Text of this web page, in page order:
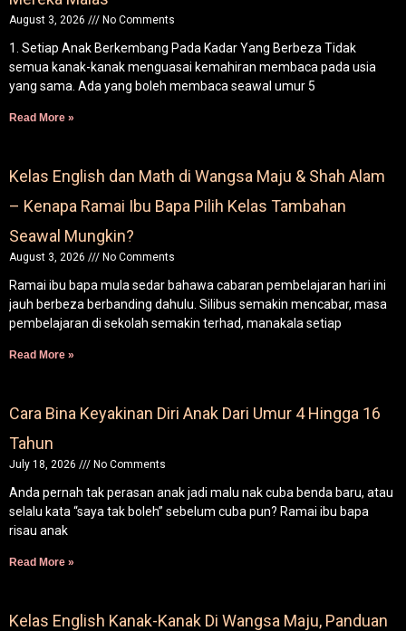
August 3, 2026 No Comments
1. Setiap Anak Berkembang Pada Kadar Yang Berbeza Tidak
semua kanak-kanak menguasai kemahiran membaca pada usia
yang sama. Ada yang boleh membaca seawal umur 5
Read More »
Kelas English dan Math di Wangsa Maju & Shah Alam
– Kenapa Ramai Ibu Bapa Pilih Kelas Tambahan
Seawal Mungkin?
August 3, 2026 No Comments
Ramai ibu bapa mula sedar bahawa cabaran pembelajaran hari ini
jauh berbeza berbanding dahulu. Silibus semakin mencabar, masa
pembelajaran di sekolah semakin terhad, manakala setiap
Read More »
Cara Bina Keyakinan Diri Anak Dari Umur 4 Hingga 16
Tahun
July 18, 2026 No Comments
Anda pernah tak perasan anak jadi malu nak cuba benda baru, atau
selalu kata “saya tak boleh” sebelum cuba pun? Ramai ibu bapa
risau anak
Read More »
Kelas English Kanak-Kanak Di Wangsa Maju, Panduan